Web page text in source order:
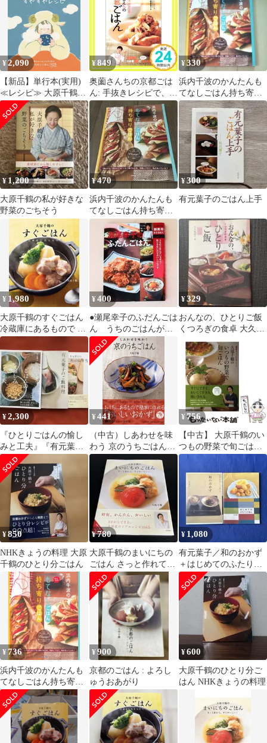
¥2,090
【新品】単行本(実用)
≪レシピ≫ 大原千鶴の
すやすやレシピ
¥849
奥薗さんちの京都ごは
ん: 手抜きレシピで、あ
こがれの味! 奥薗 壽子
_02
¥330
浜内千波のかんたんも
てなしごはん持ち寄り
ごはん
¥ 1,200
大原千鶴の私が好きな
野菜のごちそう
¥470
浜内千波のかんたんも
てなしごはん持ち寄り
ごはん
¥300
有元葉子のごはん上手
¥ 1,980
大原千鶴のすぐごはん
冷蔵庫にあるもので 大
原千鶴(中古)
¥400
●瀬尾幸子のふだんごは
ん うちのごはんがい
ちばん！気どらないの
がおいしいんです
¥329
おんなの、ひとりご飯
くつろぎの食卓 大久保
恵子
¥2,300
『ひとりごはんの愉し
みと工夫』『有元葉子
のご飯料理』『有元葉
子の「和」のお弁当』
¥441
（中古）しあわせを味
わう 京のうちごはん
(京都しあわせ倶楽部)
大原 千鶴
¥ 756
【中古】 大原千鶴のい
つもの野菜で旬ごはん
（NHKきょうの料理シ
リーズ） / 大原 千鶴 /
ＮＨＫ出版
¥850
NHKきょうの料理 大原
千鶴のひとり分ごはん
¥780
大原千鶴のまいにちの
ごはん さっと作れて、
すぐおいしい! z3
¥ 1,080
有元葉子／和のおかず
＋はじめてのふたりご
はん 他、３冊セット
¥ 736
浜内千波のかんたんも
てなしごはん持ち寄り
ごはん／浜内 千波
¥900
京都のごはん : よろし
ゅうおあがり
¥600
大原千鶴のひとり分ご
はん NHKきょうの料理